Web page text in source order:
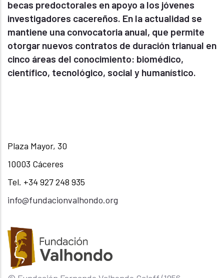
becas predoctorales en apoyo a los jóvenes
investigadores cacereños. En la actualidad se
mantiene una convocatoria anual, que permite
otorgar nuevos contratos de duración trianual en
cinco áreas del conocimiento: biomédico,
científico, tecnológico, social y humanístico.
Plaza Mayor, 30
10003 Cáceres
Tel. +34 927 248 935
info@fundacionvalhondo.org